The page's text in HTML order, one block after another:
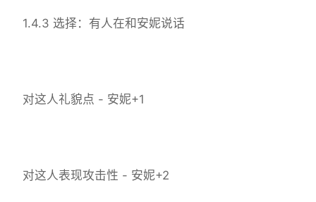
1.4.3 选择：有人在和安妮说话
对这人礼貌点 - 安妮+1
对这人表现攻击性 - 安妮+2